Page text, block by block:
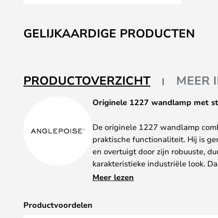
naar
het
de
afbeeldingen-
GELIJKAARDIGE PRODUCTEN
PRODUCTOVERZICHT MEER
Originele 1227 wandlamp met
De originele 1227 wandlamp
praktische functionaliteit. Hij is
en overtuigt door zijn robuuste,
karakteristieke industriële look.
verschillende lampen flexibel
Meer lezen
Productvoordelen